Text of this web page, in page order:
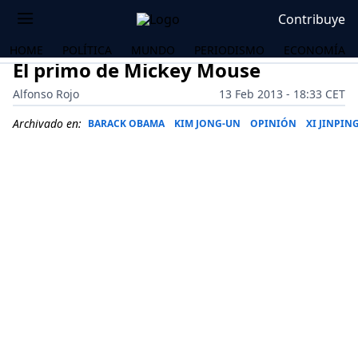
Contribuye
HOME POLÍTICA MUNDO PERIODISMO ECONOMÍA
El primo de Mickey Mouse
Alfonso Rojo
13 Feb 2013 - 18:33 CET
Archivado en: BARACK OBAMA KIM JONG-UN OPINIÓN XI